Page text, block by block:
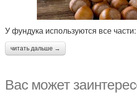
У фундука используются все части:
читать дальше →
Вас может